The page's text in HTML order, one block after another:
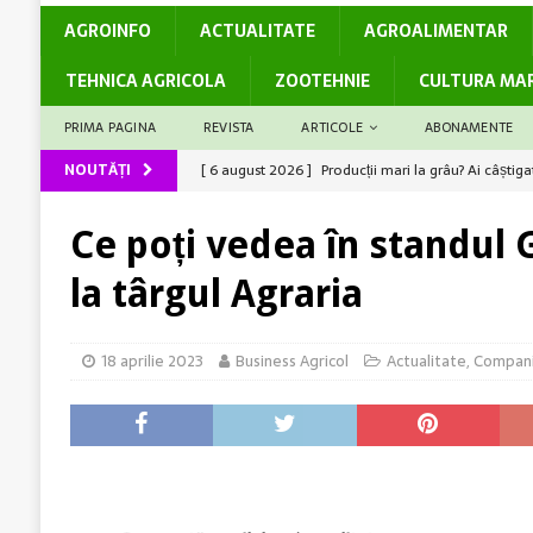
AGROINFO ACTUALITATE AGROALIMENTAR
TEHNICA AGRICOLA
ZOOTEHNIE CULTURA
PRIMA PAGINA REVISTA ARTICOLE ABONAMENTE
NOUTĂȚI [ 6 august 2026 ] Producții mari la grâu? Ai
[ 5 august 2026 ]
Cum susține genetica
[ 5 august 2026 ] Barierele administrative care
România
ACTUALITATE
Ce poți vedea în standul
la târgul Agraria
18 aprilie 2023 Business Agricol Actualitate,